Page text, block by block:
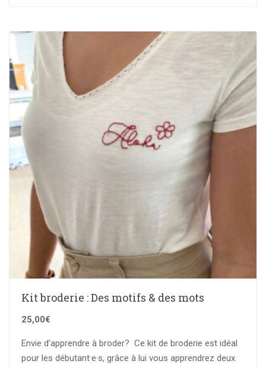
Kit broderie : Des motifs & des mots
25,00€
Envie d’apprendre à broder? Ce kit de broderie est idéal
pour les débutant·e·s, grâce à lui vous apprendrez deux